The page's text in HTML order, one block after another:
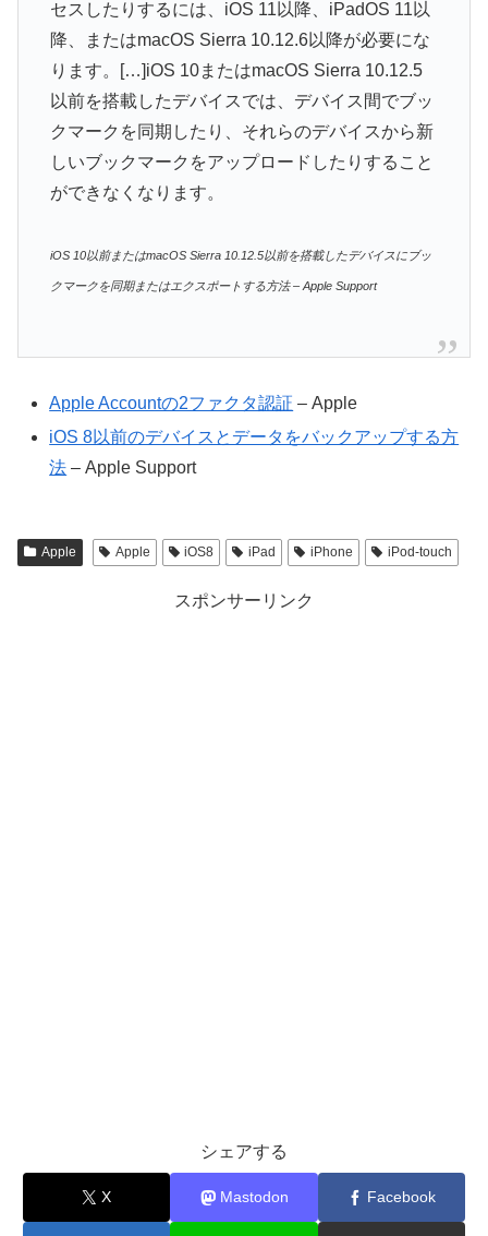
セスしたりするには、iOS 11以降、iPadOS 11以
降、またはmacOS Sierra 10.12.6以降が必要にな
ります。[…]iOS 10またはmacOS Sierra 10.12.5
以前を搭載したデバイスでは、デバイス間でブッ
クマークを同期したり、それらのデバイスから新
しいブックマークをアップロードしたりすること
ができなくなります。
iOS 10以前またはmacOS Sierra 10.12.5以前を搭載したデバイスにブッ
クマークを同期またはエクスポートする方法 – Apple Support
Apple Accountの2ファクタ認証 – Apple
iOS 8以前のデバイスとデータをバックアップする方
法 – Apple Support
Apple Apple iOS8 iPad iPhone iPod-touch
スポンサーリンク
シェアする
X Mastodon Facebook